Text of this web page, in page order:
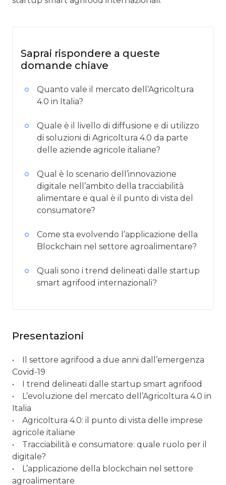
Saprai rispondere a queste
domande chiave
Quanto vale il mercato dell’Agricoltura
4.0 in Italia?
Quale è il livello di diffusione e di utilizzo
di soluzioni di Agricoltura 4.0 da parte
delle aziende agricole italiane?
Qual è lo scenario dell’innovazione
digitale nell’ambito della tracciabilità
alimentare e qual è il punto di vista del
consumatore?
Come sta evolvendo l’applicazione della
Blockchain nel settore agroalimentare?
Quali sono i trend delineati dalle startup
smart agrifood internazionali?
Presentazioni
• Il settore agrifood a due anni dall’emergenza
Covid-19
• I trend delineati dalle startup smart agrifood
• L’evoluzione del mercato dell’Agricoltura 4.0 in
Italia
• Agricoltura 4.0: il punto di vista delle imprese
agricole italiane
• Tracciabilità e consumatore: quale ruolo per il
digitale?
• L’applicazione della blockchain nel settore
agroalimentare